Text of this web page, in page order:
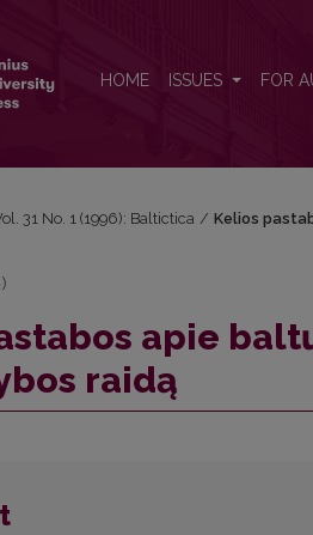
HOME ISSUES FOR
31 No. 1 (1996): Baltictica / Kelios
apie
raidą